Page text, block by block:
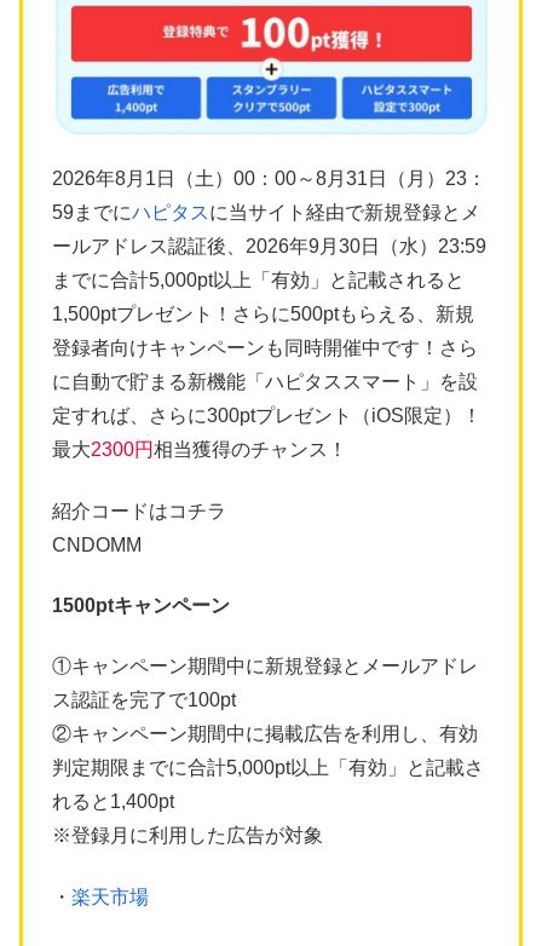
2026年8月1日（土）00：00～8月31日（月）23：
59までにハピタスに当サイト経由で新規登録とメ
ールアドレス認証後、2026年9月30日（水）23:59
までに合計5,000pt以上「有効」と記載されると
1,500ptプレゼント！さらに500ptもらえる、新規
登録者向けキャンペーンも同時開催中です！さら
に自動で貯まる新機能「ハピタススマート」を設
定すれば、さらに300ptプレゼント（iOS限定）！
最大2300円相当獲得のチャンス！
紹介コードはコチラ
CNDOMM
1500ptキャンペーン
①キャンペーン期間中に新規登録とメールアドレ
ス認証を完了で100pt
②キャンペーン期間中に掲載広告を利用し、有効
判定期限までに合計5,000pt以上「有効」と記載さ
れると1,400pt
※登録月に利用した広告が対象
・ 楽天市場